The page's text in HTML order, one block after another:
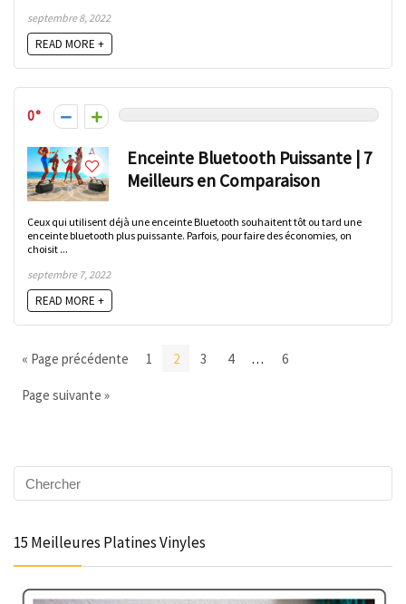
septembre 8, 2022
READ MORE +
0
Enceinte Bluetooth Puissante | 7
Meilleurs en Comparaison
Ceux qui utilisent déjà une enceinte Bluetooth souhaitent tôt ou tard une
enceinte bluetooth plus puissante. Parfois, pour faire des économies, on
choisit ...
septembre 7, 2022
READ MORE +
« Page précédente 1 2 3 4 … 6
Page suivante »
15 Meilleures Platines Vinyles